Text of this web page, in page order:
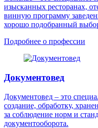
изысканных ресторанах,
винную программу
хорошо подобранный
Подробнее о профессии
Документовед
Документовед – это
создание, обработку,
за соблюдение норм и
документооборота.